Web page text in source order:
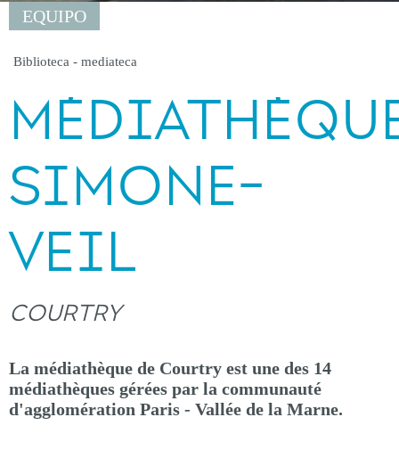
EQUIPO
Biblioteca - mediateca
SIMONE-
VEIL
COURTRY
La médiathèque de Courtry est une des 14
médiathèques gérées par la communauté
d'agglomération Paris - Vallée de la Marne.